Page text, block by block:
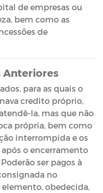
de empresas ou
bem como as
de
Anteriores
para as quais o
credito próprio,
la, mas que não
própria, bem como
interrompida e os
o encerramento
ser pagos à
no
obedecida,